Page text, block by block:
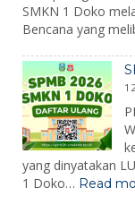
SMKN 1 Doko
Bencana yang
yang dinyatakan
1 Doko… Read